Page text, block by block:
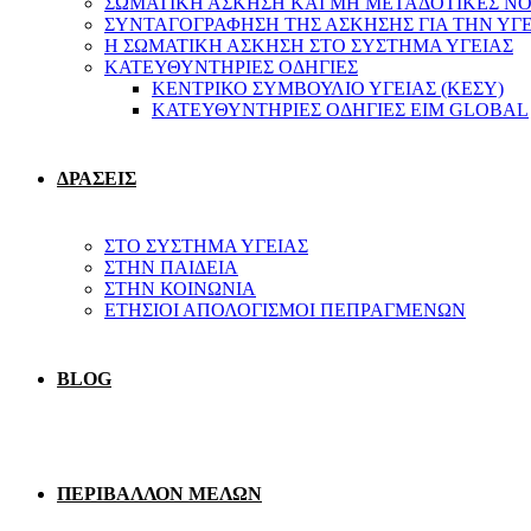
ΣΥΝΤΑΓΟΓΡΑΦΗΣΗ ΤΗΣ ΑΣΚΗΣΗΣ ΓΙΑ ΤΗΝ
Η ΣΩΜΑΤΙΚΗ ΑΣΚΗΣΗ ΣΤΟ ΣΥΣΤΗΜΑ ΥΓΕΙΑΣ
ΚΑΤΕΥΘΥΝΤΗΡΙΕΣ ΟΔΗΓΙΕΣ
ΚΕΝΤΡΙΚΟ ΣΥΜΒΟΥΛΙΟ ΥΓΕΙΑΣ (ΚΕΣΥ)
ΚΑΤΕΥΘΥΝΤΗΡΙΕΣ ΟΔΗΓΙΕΣ EIM GLOBAL
ΔΡΑΣΕΙΣ
ΣΤΟ ΣΥΣΤΗΜΑ ΥΓΕΙΑΣ
ΣΤΗΝ ΠΑΙΔΕΙΑ
ΣΤΗΝ ΚΟΙΝΩΝΙΑ
ΕΤΗΣΙΟΙ ΑΠΟΛΟΓΙΣΜΟΙ ΠΕΠΡΑΓΜΕΝΩΝ
BLOG
ΠΕΡΙΒΑΛΛΟΝ ΜΕΛΩΝ